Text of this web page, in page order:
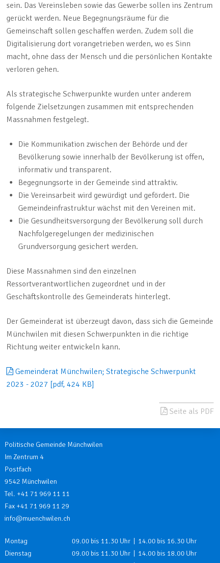
sein. Das Vereinsleben sowie das Gewerbe sollen ins Zentrum
gerückt werden. Neue Begegnungsräume für die
Gemeinschaft sollen geschaffen werden. Zudem soll die
Digitalisierung dort vorangetrieben werden, wo es Sinn
macht, ohne dass der Mensch und die persönlichen Kontakte
verloren gehen.
Als strategische Schwerpunkte wurden unter anderem
folgende Zielsetzungen zusammen mit entsprechenden
Massnahmen festgelegt.
Die Kommunikation zwischen der Behörde und der
Bevölkerung sowie innerhalb der Bevölkerung ist offen,
informativ und transparent.
Begegnungsorte in der Gemeinde sind attraktiv.
Die Vereinsarbeit wird gewürdigt und gefördert. Die
Gemeindeinfrastruktur wächst mit den Vereinen mit.
Die Gesundheitsversorgung der Bevölkerung soll durch
Nachfolgeregelungen der medizinischen
Grundversorgung gesichert werden.
Diese Massnahmen sind den einzelnen
Ressortverantwortlichen zugeordnet und in der
Geschäftskontrolle des Gemeinderats hinterlegt.
Der Gemeinderat ist überzeugt davon, dass sich die Gemeinde
Münchwilen mit diesen Schwerpunkten in die richtige
Richtung weiter entwickeln kann.
Gemeinderat Münchwilen; Strategische Schwerpunkt
2023 - 2027 [pdf, 424 KB]
Seite als PDF
Politische Gemeinde Münchwilen
Im Zentrum 4
Postfach
9542 Münchwilen
Tel. +41 71 969 11 11
Fax +41 71 969 11 29
info@muenchwilen.ch
Öffnungszeiten
Wochentag Öffnungszeiten
Montag
09.00 bis 11.30 Uhr | 14.00 bis 16.30 Uhr
Dienstag
09.00 bis 11.30 Uhr | 14.00 bis 18.00 Uhr